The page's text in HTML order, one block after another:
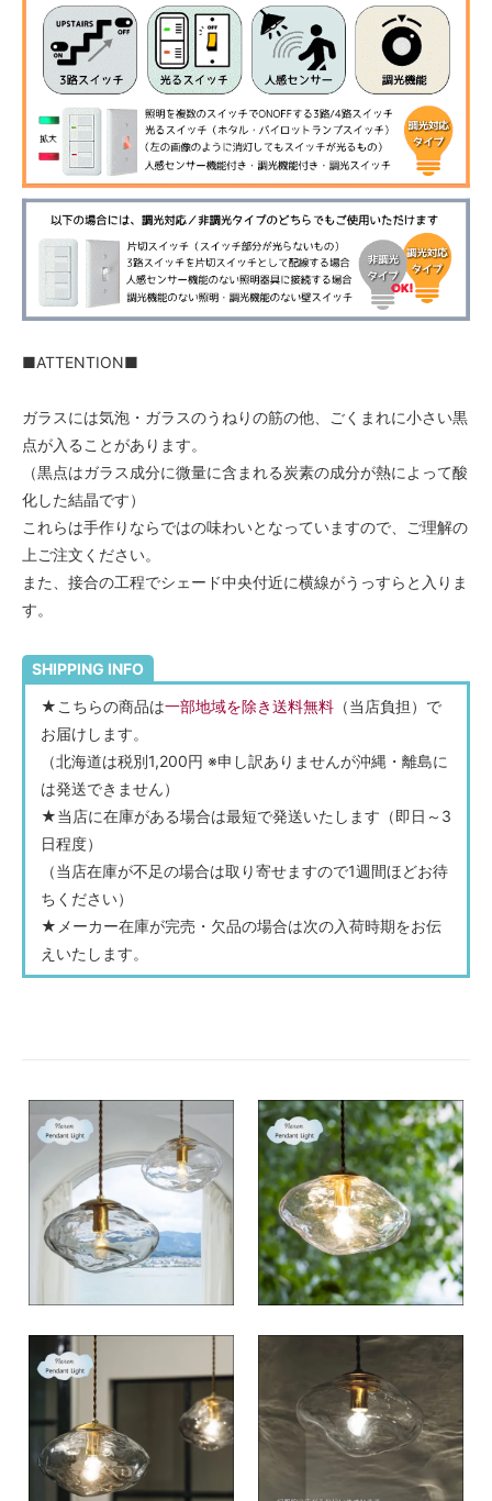
■ATTENTION■
ガラスには気泡・ガラスのうねりの筋の他、ごくまれに小さい黒
点が入ることがあります。
（黒点はガラス成分に微量に含まれる炭素の成分が熱によって酸
化した結晶です）
これらは手作りならではの味わいとなっていますので、ご理解の
上ご注文ください。
また、接合の工程でシェード中央付近に横線がうっすらと入りま
す。
SHIPPING INFO
★こちらの商品は一部地域を除き送料無料 （当店負担）で
お届けします。
（北海道は税別1,200円 ※申し訳ありませんが沖縄・離島に
は発送できません）
★当店に在庫がある場合は最短で発送いたします（即日～3
日程度）
（当店在庫が不足の場合は取り寄せますので1週間ほどお待
ちください）
★メーカー在庫が完売・欠品の場合は次の入荷時期をお伝
えいたします。